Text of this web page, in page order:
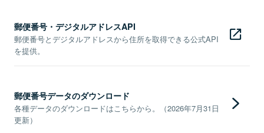
郵便番号・デジタルアドレスAPI
郵便番号とデジタルアドレスから住所を取得できる公式API
を提供。
郵便番号データのダウンロード
各種データのダウンロードはこちらから。（2026年7月31日
更新）